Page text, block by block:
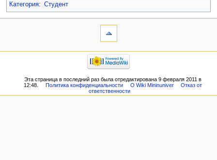
Категория: Студент
Эта страница в последний раз была отредактирована 9 февраля 2011 в
12:48.
Политика конфиденциальности О Wiki Mininuniver
Отказ от
ответственности